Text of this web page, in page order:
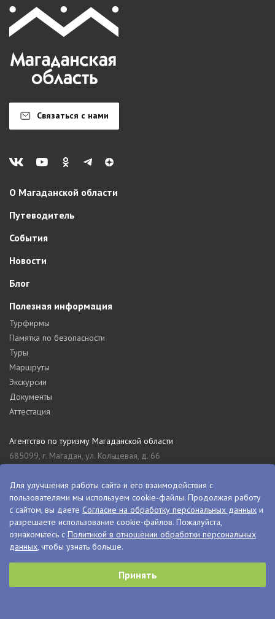
Связаться с нами
О Магаданской области
Путеводитель
События
Новости
Блог
Полезная информация
Турфирмы
Памятка по безопасности
Туры
Маршруты
Экскурсии
Документы
Аттестация
Агентство по туризму Магаданской области
685099, г. Магадан, ул. Кольцевая, д. 66
8 (4132) 61-76-67
Туристский информационный центр Магаданской области
685000, г. Магадан, ул. Пролетарская, д. 11
visitkolyma@mail.ru
+7 (4132) 60-70-11
+7 (4132) 61-73-15
Для улучшения работы сайта и его взаимодействия с
пользователями мы используем cookie-файлы. Продолжая работу
с сайтом, вы даете Согласие на обработку персональных данных и
разрешаете использование cookie-файлов. Пожалуйста,
ознакомьтесь с Политикой в отношении обработки персональных
данных, чтобы узнать больше.
Принять